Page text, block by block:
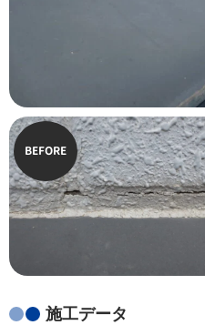
BEFORE
施工データ